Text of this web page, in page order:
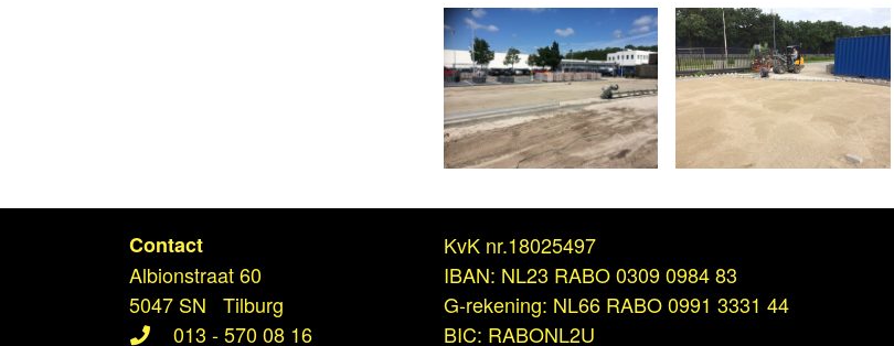
Contact
Albionstraat 60
5047 SN Tilburg
013 - 570 08 16
KvK nr.18025497
IBAN: NL23 RABO 0309 0984 83
G-rekening: NL66 RABO 0991 3331 44
BIC: RABONL2U